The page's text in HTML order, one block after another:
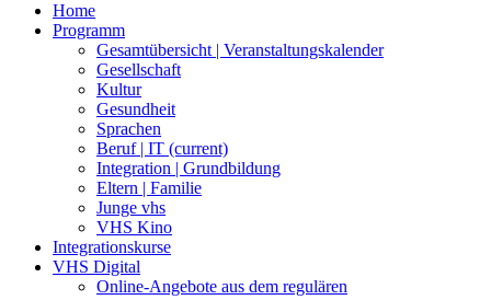
Home
Programm
Gesamtübersicht | Veranstaltungskalender
Gesellschaft
Kultur
Gesundheit
Sprachen
Beruf | IT (current)
Integration | Grundbildung
Eltern | Familie
Junge vhs
VHS Kino
Integrationskurse
VHS Digital
Online-Angebote aus dem regulären